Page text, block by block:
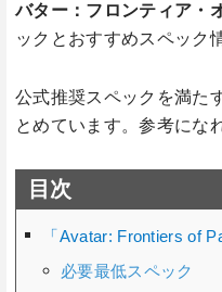
バター：フロンティア・
ックとおすすめスペック
公式推奨スペックを満た
とめています。参考にな
目次
「Avatar: Frontiers of
必要最低スペック